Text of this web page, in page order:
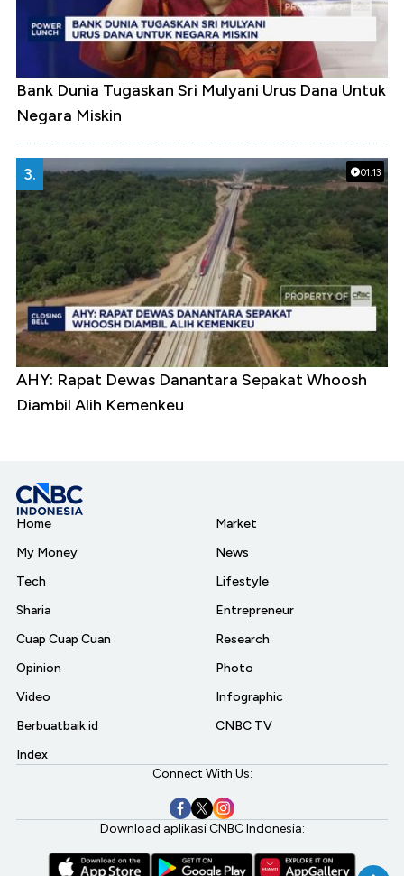
Bank Dunia Tugaskan Sri Mulyani Urus Dana Untuk
Negara Miskin
01:13
3.
AHY: Rapat Dewas Danantara Sepakat Whoosh
Diambil Alih Kemenkeu
Home
My Money
Tech
Sharia
Cuap Cuap Cuan
Opinion
Video
Berbuatbaik.id
Index
Market
News
Lifestyle
Entrepreneur
Research
Photo
Infographic
CNBC TV
Connect With Us:
Download aplikasi CNBC Indonesia: